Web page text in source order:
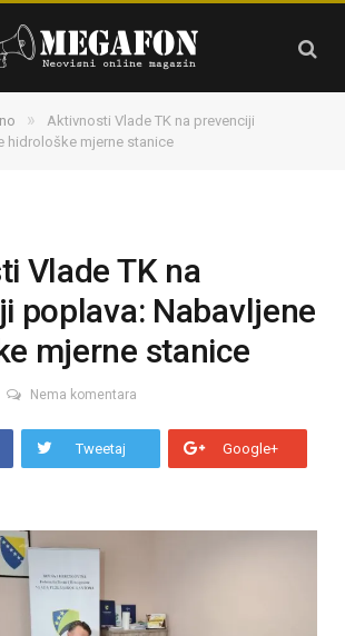
»
Aktivnosti Vlade TK na prevenciji
hidrološke mjerne stanice
Vlade TK na
poplava: Nabavljene
mjerne stanice
Nema komentara
Tweetaj Google+